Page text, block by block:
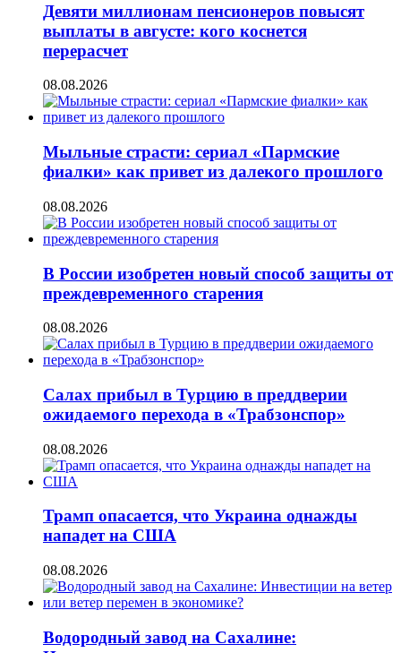
Девяти миллионам пенсионеров повысят
выплаты в августе: кого коснется
перерасчет
08.08.2026
Мыльные страсти: сериал «Пармские
фиалки» как привет из далекого прошлого
08.08.2026
В России изобретен новый способ защиты от
преждевременного старения
08.08.2026
Салах прибыл в Турцию в преддверии
ожидаемого перехода в «Трабзонспор»
08.08.2026
Трамп опасается, что Украина однажды
нападет на США
08.08.2026
Водородный завод на Сахалине: